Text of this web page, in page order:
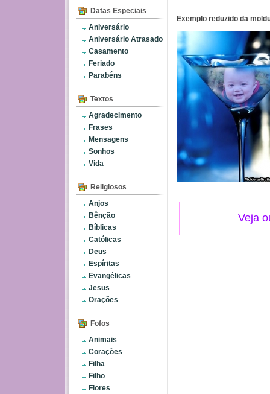
Datas Especiais
Aniversário
Aniversário Atrasado
Casamento
Feriado
Parabéns
Textos
Agradecimento
Frases
Mensagens
Sonhos
Vida
Religiosos
Anjos
Bênção
Bíblicas
Católicas
Deus
Espíritas
Evangélicas
Jesus
Orações
Fofos
Animais
Corações
Filha
Filho
Flores
Exemplo reduzido da
Veja